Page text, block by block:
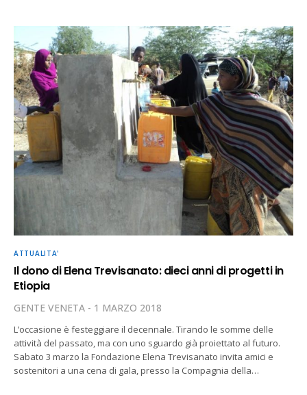
ATTUALITA'
Il dono di Elena Trevisanato: dieci anni di progetti in
Etiopia
GENTE VENETA 1 MARZO 2018
L’occasione è festeggiare il decennale. Tirando le somme delle
attività del passato, ma con uno sguardo già proiettato al futuro.
Sabato 3 marzo la Fondazione Elena Trevisanato invita amici e
sostenitori a una cena di gala, presso la Compagnia della…